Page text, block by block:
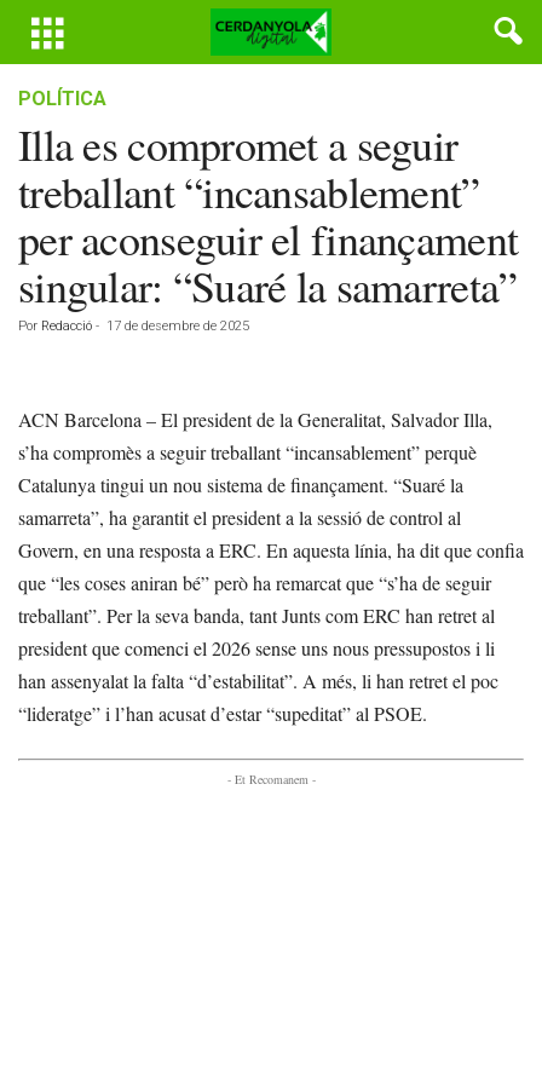
POLÍTICA
Illa es compromet a seguir
treballant “incansablement”
per aconseguir el finançament
singular: “Suaré la samarreta”
Por Redacció - 17 de desembre de 2025
ACN Barcelona – El president de la Generalitat, Salvador Illa,
s’ha compromès a seguir treballant “incansablement” perquè
Catalunya tingui un nou sistema de finançament. “Suaré la
samarreta”, ha garantit el president a la sessió de control al
Govern, en una resposta a ERC. En aquesta línia, ha dit que confia
que “les coses aniran bé” però ha remarcat que “s’ha de seguir
treballant”. Per la seva banda, tant Junts com ERC han retret al
president que comenci el 2026 sense uns nous pressupostos i li
han assenyalat la falta “d’estabilitat”. A més, li han retret el poc
“lideratge” i l’han acusat d’estar “supeditat” al PSOE.
- Et Recomanem -